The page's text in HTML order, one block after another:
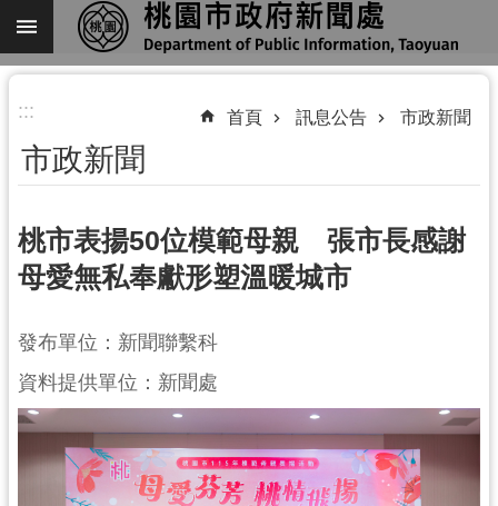
跳到主要內容區塊
進
搜
尋
關
我
們
機
通
::: 首頁 訊息公告 市政新聞
市政新聞
桃市表揚50位模範母親 張市長感謝
母愛無私奉獻形塑溫暖城市
發布單位：新聞聯繫科
資料提供單位：新聞處